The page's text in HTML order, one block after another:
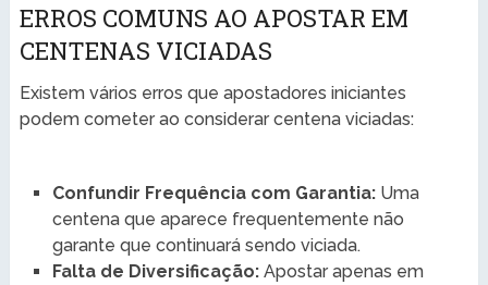
ERROS COMUNS AO APOSTAR EM
CENTENAS VICIADAS
Existem vários erros que apostadores iniciantes
podem cometer ao considerar centena viciadas:
Confundir Frequência com Garantia:Uma
centena que aparece frequentemente não
garante que continuará sendo viciada.
Falta de Diversificação:Apostar apenas em